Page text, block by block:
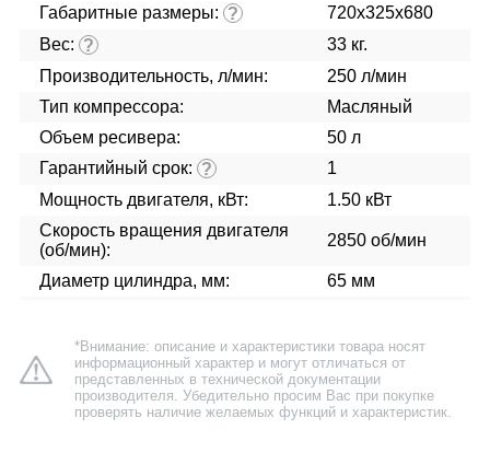
Габаритные размеры: ?
720х325х680
Вес: ?
33 кг.
Производительность, л/мин:
250 л/мин
Тип компрессора:
Масляный
Объем ресивера:
50 л
Гарантийный срок: ?
1
Мощность двигателя, кВт:
1.50 кВт
Скорость вращения двигателя
(об/мин):
2850 об/мин
Диаметр цилиндра, мм: 65 мм
*Внимание: описание и характеристики товара носят
информационный характер и могут отличаться от
представленных в технической документации
производителя. Убедительно просим Вас при покупке
проверять наличие желаемых функций и характеристик.